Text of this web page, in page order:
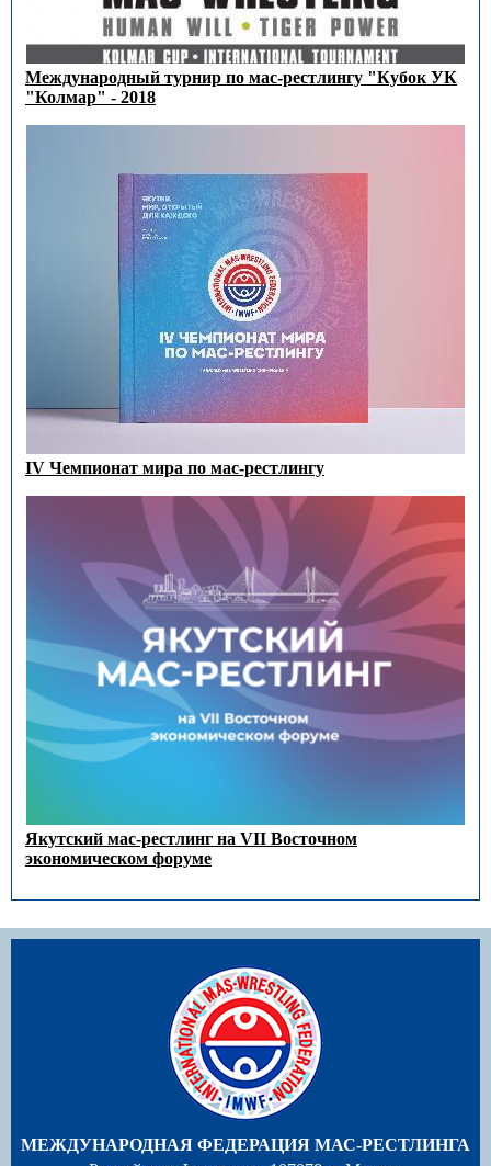
Международный турнир по мас-рестлингу "Кубок УК
"Колмар" - 2018
IV Чемпионат мира по мас-рестлингу
Якутский мас-рестлинг на VII Восточном
экономическом форуме
МЕЖДУНАРОДНАЯ ФЕДЕРАЦИЯ МАС-РЕСТЛИНГА